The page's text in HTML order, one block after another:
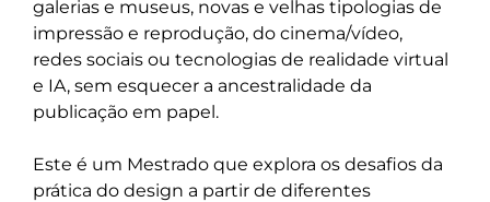
galerias e museus, novas e velhas tipologias de
impressão e reprodução, do cinema/vídeo,
redes sociais ou tecnologias de realidade virtual
e IA, sem esquecer a ancestralidade da
publicação em papel.
Este é um Mestrado que explora os desafios da
prática do design a partir de diferentes